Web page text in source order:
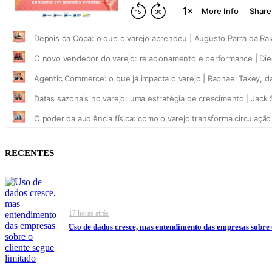
RECENTES
17 horas atrás
Uso de dados cresce, mas entendimento das empresas